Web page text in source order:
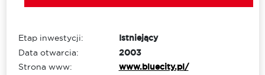
Etap inwestycji:
Istniejący
Data otwarcia:
2003
Strona www:
www.bluecity.pl/